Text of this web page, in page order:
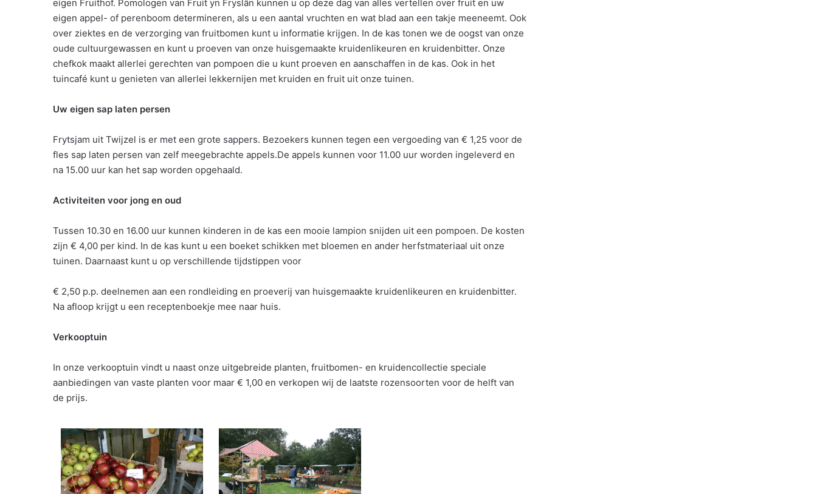
eigen Fruithof. Pomologen van Fruit yn Fryslân kunnen u op deze dag van alles vertellen over fruit en uw
eigen appel- of perenboom determineren, als u een aantal vruchten en wat blad aan een takje meeneemt. Ook
over ziektes en de verzorging van fruitbomen kunt u informatie krijgen. In de kas tonen we de oogst van onze
oude cultuurgewassen en kunt u proeven van onze huisgemaakte kruidenlikeuren en kruidenbitter. Onze
chefkok maakt allerlei gerechten van pompoen die u kunt proeven en aanschaffen in de kas. Ook in het
tuincafé kunt u genieten van allerlei lekkernijen met kruiden en fruit uit onze tuinen.
Uw eigen sap laten persen
Frytsjam uit Twijzel is er met een grote sappers. Bezoekers kunnen tegen een vergoeding van € 1,25 voor de
fles sap laten persen van zelf meegebrachte appels.De appels kunnen voor 11.00 uur worden ingeleverd en
na 15.00 uur kan het sap worden opgehaald.
Activiteiten voor jong en oud
Tussen 10.30 en 16.00 uur kunnen kinderen in de kas een mooie lampion snijden uit een pompoen. De kosten
zijn € 4,00 per kind. In de kas kunt u een boeket schikken met bloemen en ander herfstmateriaal uit onze
tuinen. Daarnaast kunt u op verschillende tijdstippen voor
€ 2,50 p.p. deelnemen aan een rondleiding en proeverij van huisgemaakte kruidenlikeuren en kruidenbitter.
Na afloop krijgt u een receptenboekje mee naar huis.
Verkooptuin
In onze verkooptuin vindt u naast onze uitgebreide planten, fruitbomen- en kruidencollectie speciale
aanbiedingen van vaste planten voor maar € 1,00 en verkopen wij de laatste rozensoorten voor de helft van
de prijs.